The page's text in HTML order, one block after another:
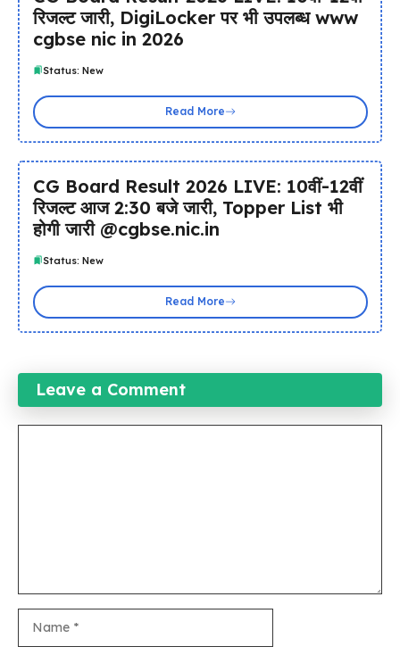
रिजल्ट जारी, DigiLocker पर भी उपलब्ध www
cgbse nic in 2026
Status: New
Read More
CG Board Result 2026 LIVE: 10वीं-12वीं
रिजल्ट आज 2:30 बजे जारी, Topper List भी
होगी जारी @cgbse.nic.in
Status: New
Read More
Leave a Comment